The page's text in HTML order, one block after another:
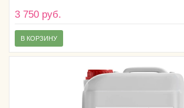
3 750 руб.
В КОРЗИНУ